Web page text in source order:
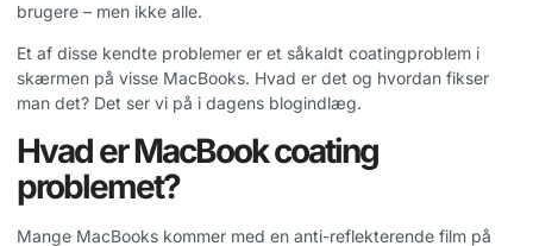
brugere – men ikke alle.
Et af disse kendte problemer er et såkaldt coatingproblem i
skærmen på visse MacBooks. Hvad er det og hvordan fikser
man det? Det ser vi på i dagens blogindlæg.
Hvad er MacBook coating
problemet?
Mange MacBooks kommer med en anti-reflekterende film på